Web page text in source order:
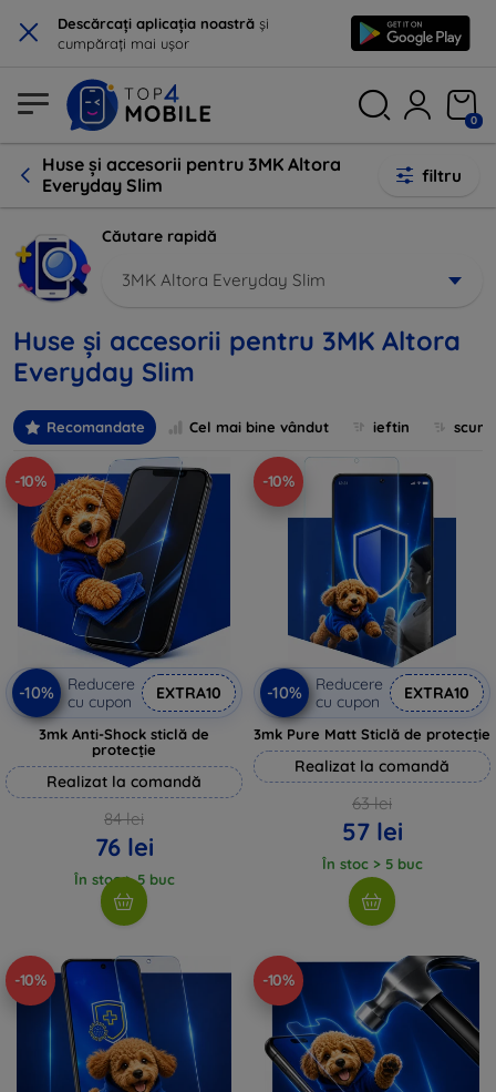
× Descărcați aplicația noastră și
cumpărați mai ușor
0
Huse și accesorii pentru 3MK Altora
Everyday Slim
filtru
Căutare rapidă
3MK Altora Everyday Slim
Huse și accesorii pentru 3MK Altora
Everyday Slim
Recomandate Cel mai bine vândut ieftin
-10%
-10%
Reducere
cu cupon
EXTRA10
3mk Anti-Shock sticlă de
protecție
Realizat la comandă
84 lei
76 lei
În stoc > 5 buc
-10%
-10%
Reducere
cu cupon
EXTRA10
3mk Pure Matt Sticlă de protecție
Realizat la comandă
63 lei
57 lei
În stoc > 5 buc
-10% -10%